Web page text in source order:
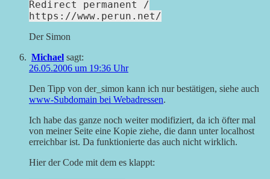
Redirect permanent /
https://www.perun.net/
Der Simon
Michael sagt:
26.05.2006 um 19:36 Uhr
Den Tipp von der_simon kann ich nur bestätigen, siehe auch
www-Subdomain bei Webadressen.
Ich habe das ganze noch weiter modifiziert, da ich öfter mal
von meiner Seite eine Kopie ziehe, die dann unter localhost
erreichbar ist. Da funktionierte das auch nicht wirklich.
Hier der Code mit dem es klappt: